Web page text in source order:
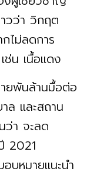
วว่า วิกฤต
ไม่ลดการ
ช่น เนื้อแดง
ายพันล้านมื้อต่อ
ล และสถาน
ว่า จะลด
2021
บหมายแนะนำ